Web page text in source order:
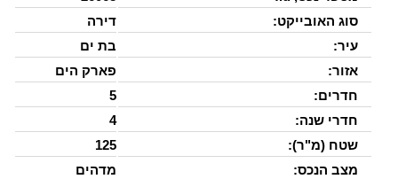
סוג האובייקט:
דירה
עיר:
בת ים
אזור:
פארק הים
חדרים:
5
חדרי שנה:
4
שטח (מ"ר):
125
מצב הנכס:
מדהים